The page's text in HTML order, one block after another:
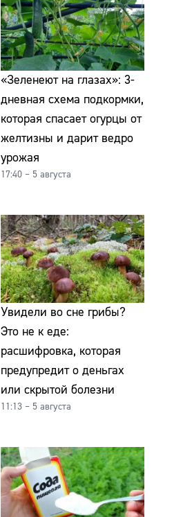
«Зеленеют на глазах»: 3-
дневная схема подкормки,
которая спасает огурцы от
желтизны и дарит ведро
урожая
17:40 – 5 августа
Увидели во сне грибы?
Это не к еде:
расшифровка, которая
предупредит о деньгах
или скрытой болезни
11:13 – 5 августа